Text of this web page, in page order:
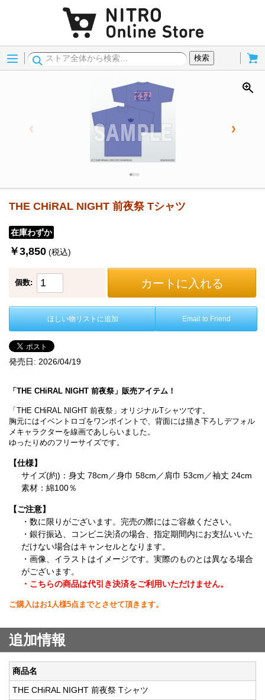
Menu
検索
THE CHiRAL NIGHT 前夜祭 Tシャツ
在庫わずか
￥3,850 (税込)
個数: カートに入れる
ほしい物リストに追加 Email to Friend
発売日: 2026/04/19
「THE CHiRAL NIGHT 前夜祭」販売アイテム！
「THE CHiRAL NIGHT 前夜祭」オリジナルTシャツです。
胸元にはイベントロゴをワンポイントで、背面には描き下ろしデフォル
メキャラクターを線画であしらいました。
ゆったりめのフリーサイズです。
【仕様】
サイズ(約)：身丈 78cm／身巾 58cm／肩巾 53cm／袖丈 24cm
素材：綿100％
【ご注意】
・数に限りがございます。完売の際にはご容赦ください。
・銀行振込、コンビニ決済の場合、指定期間内にお支払いいた
だけない場合はキャンセルとなります。
・画像、イラストはイメージです。実際のものとは異なる場合
がございます。
・こちらの商品は代引き決済をご利用いただけません。
ご購入はお1人様5点までとさせて頂きます。
追加情報
商品名
THE CHiRAL NIGHT 前夜祭 Tシャツ